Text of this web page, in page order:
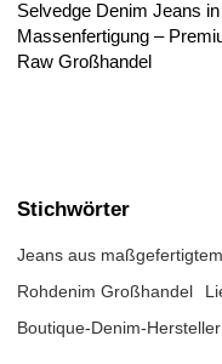
Selvedge Denim Jeans in
Massenfertigung –
Raw Großhandel
Stichwörter
Jeans aus
Rohdenim Großhandel
Boutique-Denim-Hersteller